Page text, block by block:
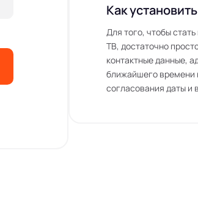
Как
Для того, чтобы
ТВ, достаточно
контактные данные,
ближайшего времени
согласования даты и